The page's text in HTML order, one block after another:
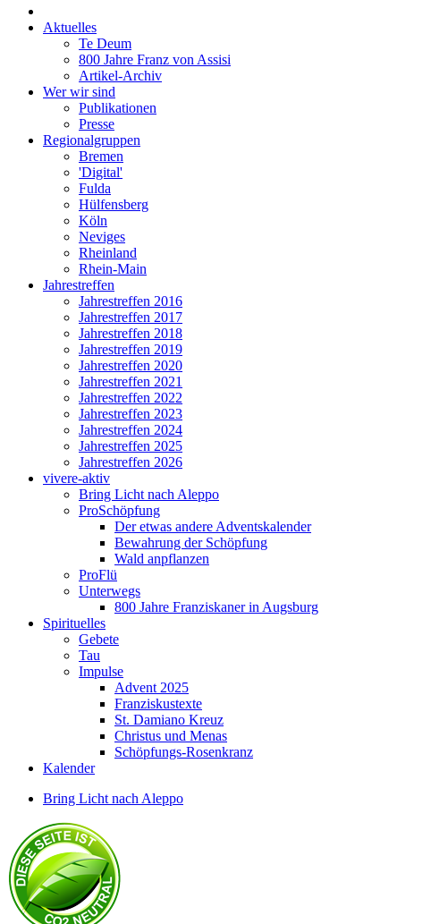
Aktuelles
Te Deum
800 Jahre Franz von Assisi
Artikel-Archiv
Wer wir sind
Publikationen
Presse
Regionalgruppen
Bremen
'Digital'
Fulda
Hülfensberg
Köln
Neviges
Rheinland
Rhein-Main
Jahrestreffen
Jahrestreffen 2016
Jahrestreffen 2017
Jahrestreffen 2018
Jahrestreffen 2019
Jahrestreffen 2020
Jahrestreffen 2021
Jahrestreffen 2022
Jahrestreffen 2023
Jahrestreffen 2024
Jahrestreffen 2025
Jahrestreffen 2026
vivere-aktiv
Bring Licht nach Aleppo
ProSchöpfung
Der etwas andere Adventskalender
Bewahrung der Schöpfung
Wald anpflanzen
ProFlü
Unterwegs
800 Jahre Franziskaner in Augsburg
Spirituelles
Gebete
Tau
Impulse
Advent 2025
Franziskustexte
St. Damiano Kreuz
Christus und Menas
Schöpfungs-Rosenkranz
Kalender
Bring Licht nach Aleppo